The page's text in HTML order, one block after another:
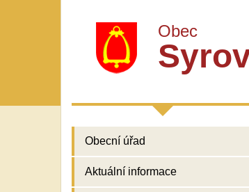
Obec
Obecní úřad
Aktuální informace